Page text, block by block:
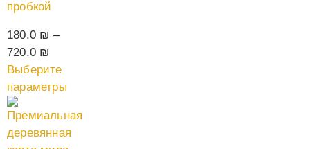
пробкой
180.0 ₪ –
720.0 ₪
Выберите
параметры